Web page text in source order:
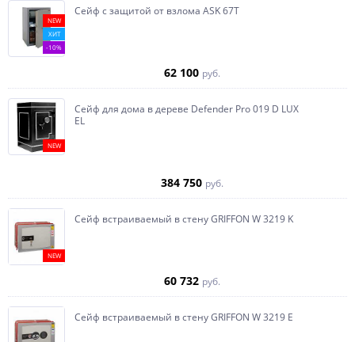
NEW
ХИТ
-10%
Сейф с защитой от взлома ASK 67T
62 100 руб.
NEW
Сейф для дома в дереве Defender Pro 019 D LUX
EL
384 750 руб.
NEW
Сейф встраиваемый в стену GRIFFON W 3219 K
60 732 руб.
Сейф встраиваемый в стену GRIFFON W 3219 E